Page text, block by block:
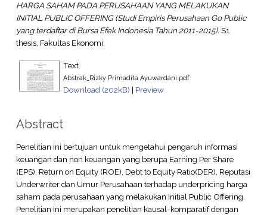
HARGA SAHAM PADA PERUSAHAAN YANG MELAKUKAN
INITIAL PUBLIC OFFERING (Studi Empiris Perusahaan Go Public
yang terdaftar di Bursa Efek Indonesia Tahun 2011-2015). S1
thesis, Fakultas Ekonomi.
Text
Abstrak_Rizky Primadita Ayuwardani.pdf
Download (202kB) | Preview
Abstract
Penelitian ini bertujuan untuk mengetahui pengaruh informasi
keuangan dan non keuangan yang berupa Earning Per Share
(EPS), Return on Equity (ROE), Debt to Equity Ratio(DER), Reputasi
Underwriter dan Umur Perusahaan terhadap underpricing harga
saham pada perusahaan yang melakukan Initial Public Offering.
Penelitian ini merupakan penelitian kausal-komparatif dengan